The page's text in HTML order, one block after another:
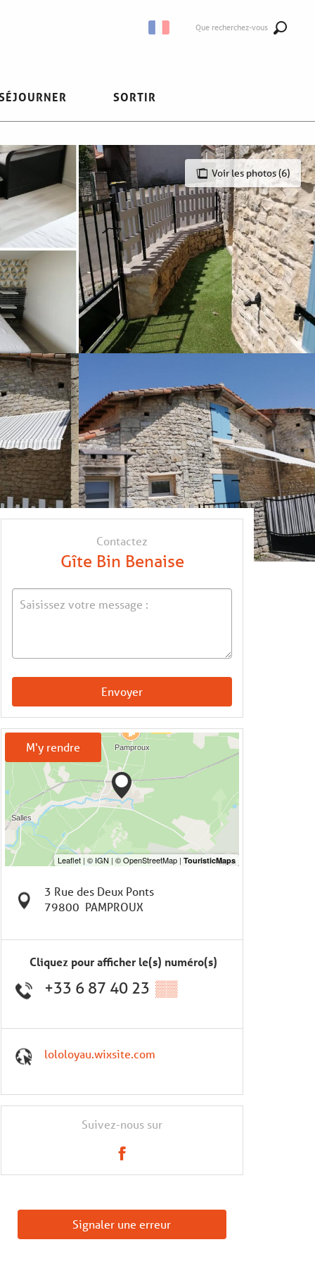
Que recherchez-vous
SORTIR
Voir les photos (6)
Contactez
Gîte Bin Benaise
Envoyer
M'y rendre
3 Rue des Deux Ponts
79800 PAMPROUX
Cliquez pour afficher le(s) numéro(s)
+33 6 87 40 23 ▒▒
lololoyau.wixsite.com
Suivez-nous sur
Signaler une erreur